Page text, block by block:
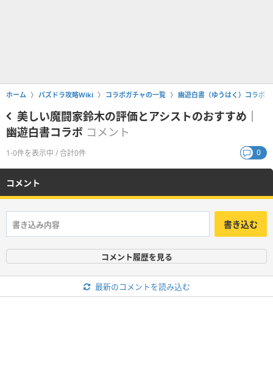
ホーム パズドラ攻略Wiki コラボガチャの一覧 幽遊白書（ゆうはく）コラボ
美しい魔闘家鈴木の評価とアシストのおすすめ｜
幽遊白書コラボ コメント
1-0件を表示中 / 合計0件 0
コメント
書き込む
コメント履歴を見る
最新のコメントを読み込む